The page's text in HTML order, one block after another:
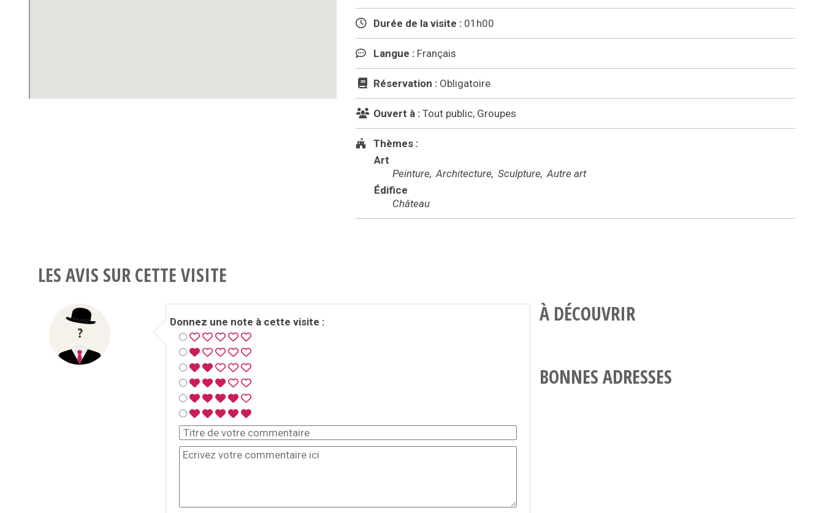
Durée de la visite : 01h00
Langue : Français
Réservation : Obligatoire
Ouvert à : Tout public, Groupes
Thèmes :
Art
Peinture Architecture Sculpture Autre art
Édifice
Château
LES AVIS SUR CETTE VISITE
Donnez une note à cette visite : À DÉCOUVRIR
BONNES ADRESSES